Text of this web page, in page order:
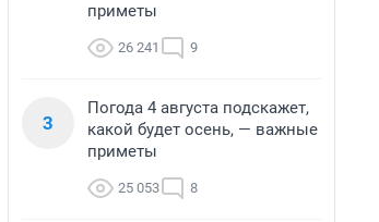
приметы
26 241 9
3
Погода 4 августа подскажет,
какой будет осень, — важные
приметы
25 053 8